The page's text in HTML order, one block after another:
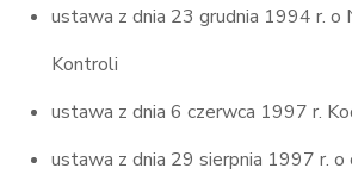
ustawa z dnia 23 grudnia 1994 r. o
Kontroli
ustawa z dnia 6 czerwca 1997 r.
ustawa z dnia 29 sierpnia 1997 r. o